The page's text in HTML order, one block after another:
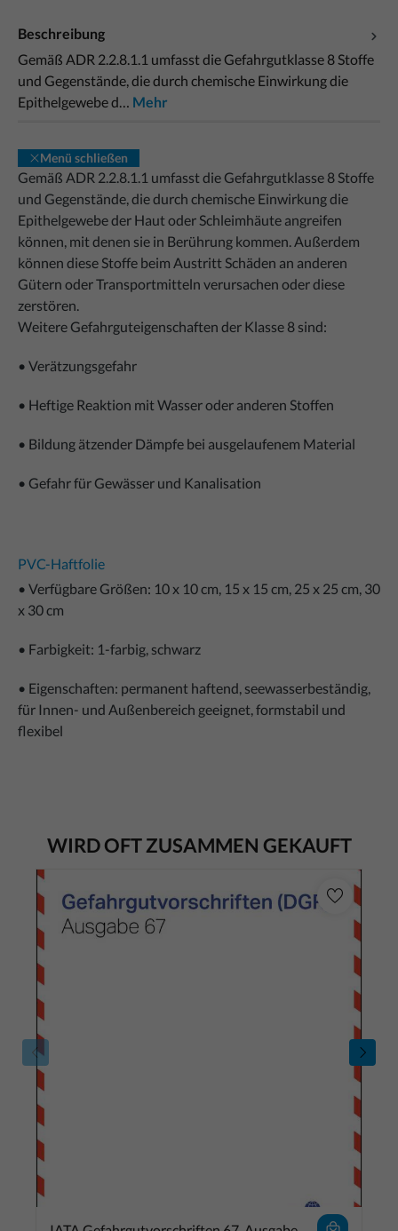
Beschreibung
Gemäß ADR 2.2.8.1.1 umfasst die Gefahrgutklasse 8 Stoffe
und Gegenstände, die durch chemische Einwirkung die
Epithelgewebe d… Mehr
Menü schließen
Gemäß ADR 2.2.8.1.1 umfasst die Gefahrgutklasse 8 Stoffe
und Gegenstände, die durch chemische Einwirkung die
Epithelgewebe der Haut oder Schleimhäute angreifen
können, mit denen sie in Berührung kommen. Außerdem
können diese Stoffe beim Austritt Schäden an anderen
Gütern oder Transportmitteln verursachen oder diese
zerstören.
Weitere Gefahrguteigenschaften der Klasse 8 sind:
• Verätzungsgefahr
• Heftige Reaktion mit Wasser oder anderen Stoffen
• Bildung ätzender Dämpfe bei ausgelaufenem Material
• Gefahr für Gewässer und Kanalisation
PVC-Haftfolie
• Verfügbare Größen: 10 x 10 cm, 15 x 15 cm, 25 x 25 cm, 30
x 30 cm
• Farbigkeit: 1-farbig, schwarz
• Eigenschaften: permanent haftend, seewasserbeständig,
für Innen- und Außenbereich geeignet, formstabil und
flexibel
WIRD OFT ZUSAMMEN GEKAUFT